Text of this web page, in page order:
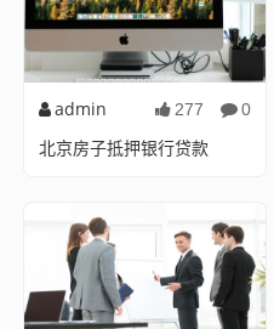
admin 277 0
北京房子抵押银行贷款
市，以其深厚的文化底蕴和...